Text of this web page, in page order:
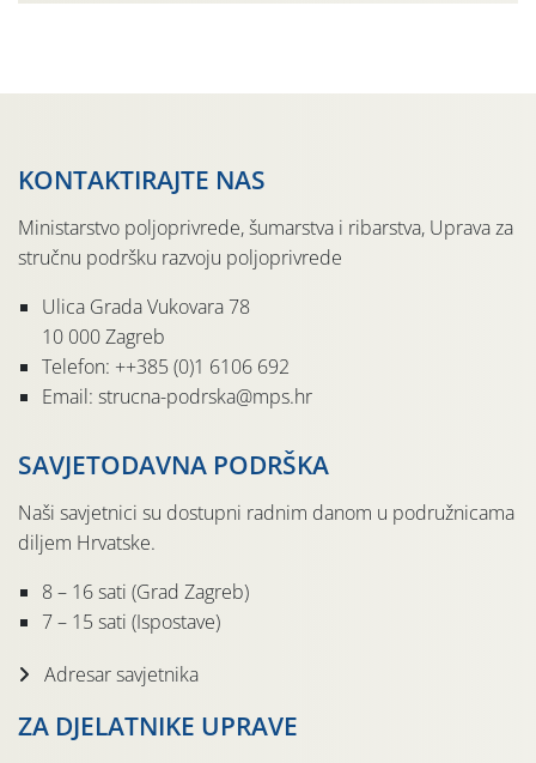
KONTAKTIRAJTE NAS
Ministarstvo poljoprivrede, šumarstva i ribarstva, Uprava za
stručnu podršku razvoju poljoprivrede
Ulica Grada Vukovara 78
10 000 Zagreb
Telefon: ++385 (0)1 6106 692
Email: strucna-podrska@mps.hr
SAVJETODAVNA PODRŠKA
Naši savjetnici su dostupni radnim danom u podružnicama
diljem Hrvatske.
8 – 16 sati (Grad Zagreb)
7 – 15 sati (Ispostave)
Adresar savjetnika
ZA DJELATNIKE UPRAVE